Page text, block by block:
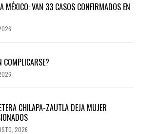
MÉXICO: VAN 33 CASOS CONFIRMADOS EN
COMPLICARSE?
CHILAPA-ZAUTLA DEJA MUJER
2026